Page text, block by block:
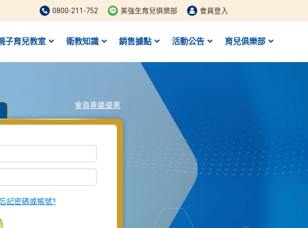
0800-211-752 美強生育兒俱樂部 會員登入
子育兒教室 衛教知識 銷售據點 活動公告 育兒俱樂部
會員專屬優惠
記密碼或帳號?